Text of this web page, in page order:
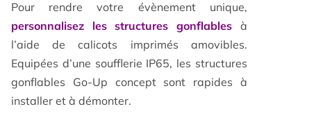
Pour rendre votre évènement unique,
personnalisez les structures gonflables à
l’aide de calicots imprimés amovibles.
Equipées d’une soufflerie IP65, les structures
gonflables Go-Up concept sont rapides à
installer et à démonter.